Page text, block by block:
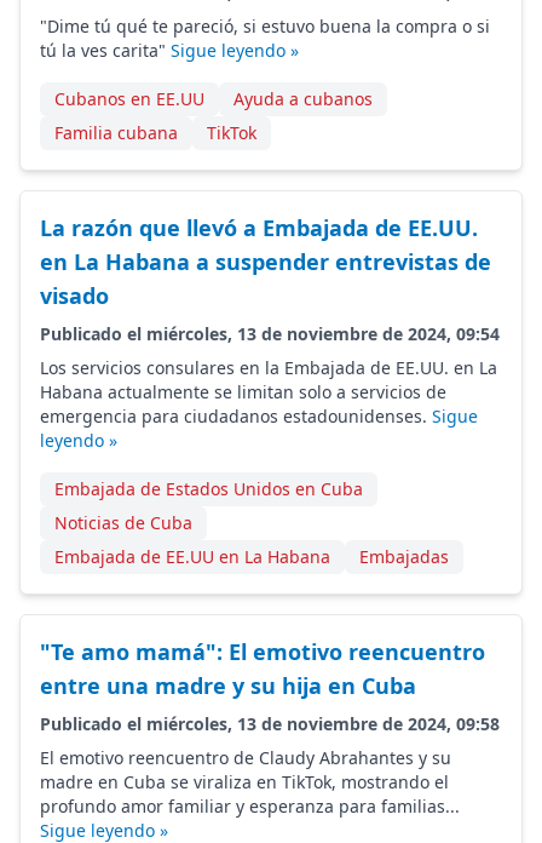
"Dime tú qué te pareció, si estuvo buena la compra o si
tú la ves carita" Sigue leyendo »
Cubanos en EE.UU
Ayuda a cubanos
Familia cubana
TikTok
La razón que llevó a Embajada de EE.UU.
en La Habana a suspender entrevistas de
visado
Publicado el miércoles, 13 de noviembre de 2024, 09:54
Los servicios consulares en la Embajada de EE.UU. en La
Habana actualmente se limitan solo a servicios de
emergencia para ciudadanos estadounidenses. Sigue
leyendo »
Embajada de Estados Unidos en Cuba
Noticias de Cuba
Embajada de EE.UU en La Habana
Embajadas
"Te amo mamá": El emotivo reencuentro
entre una madre y su hija en Cuba
Publicado el miércoles, 13 de noviembre de 2024, 09:58
El emotivo reencuentro de Claudy Abrahantes y su
madre en Cuba se viraliza en TikTok, mostrando el
profundo amor familiar y esperanza para familias...
Sigue leyendo »